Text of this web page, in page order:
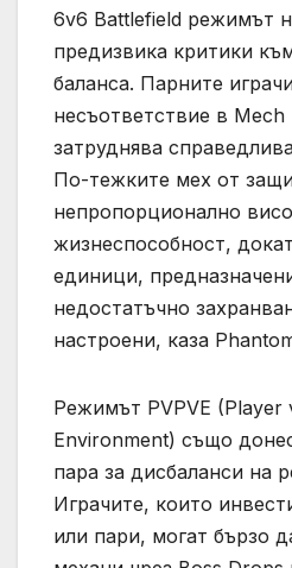
6v6 Battlefield режимът
предизвика критики
баланса. Парните
несъответствие в
затруднява
По-тежките мех от
непропорционално
жизнеспособност,
единици,
недостатъчно
настроени, каза
Режимът PVPVE (Player
Environment) също
пара за дисбаланси на
Играчите, които
или пари, могат бързо